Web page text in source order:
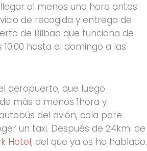
al menos una hora antes
de recogida y entrega de
de Bilbao que funciona de
hasta el domingo a las
aeropuerto, que luego
más o menos 1hora y
del avión, cola pare
un taxi. Después de 24km. de
Hotel, del que ya os he hablado.